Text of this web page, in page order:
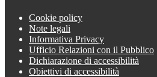
Cookie policy
Note legali
Informativa Privacy
Ufficio Relazioni con il Pubblico
Dichiarazione di accessibilità
Obiettivi di accessibilità